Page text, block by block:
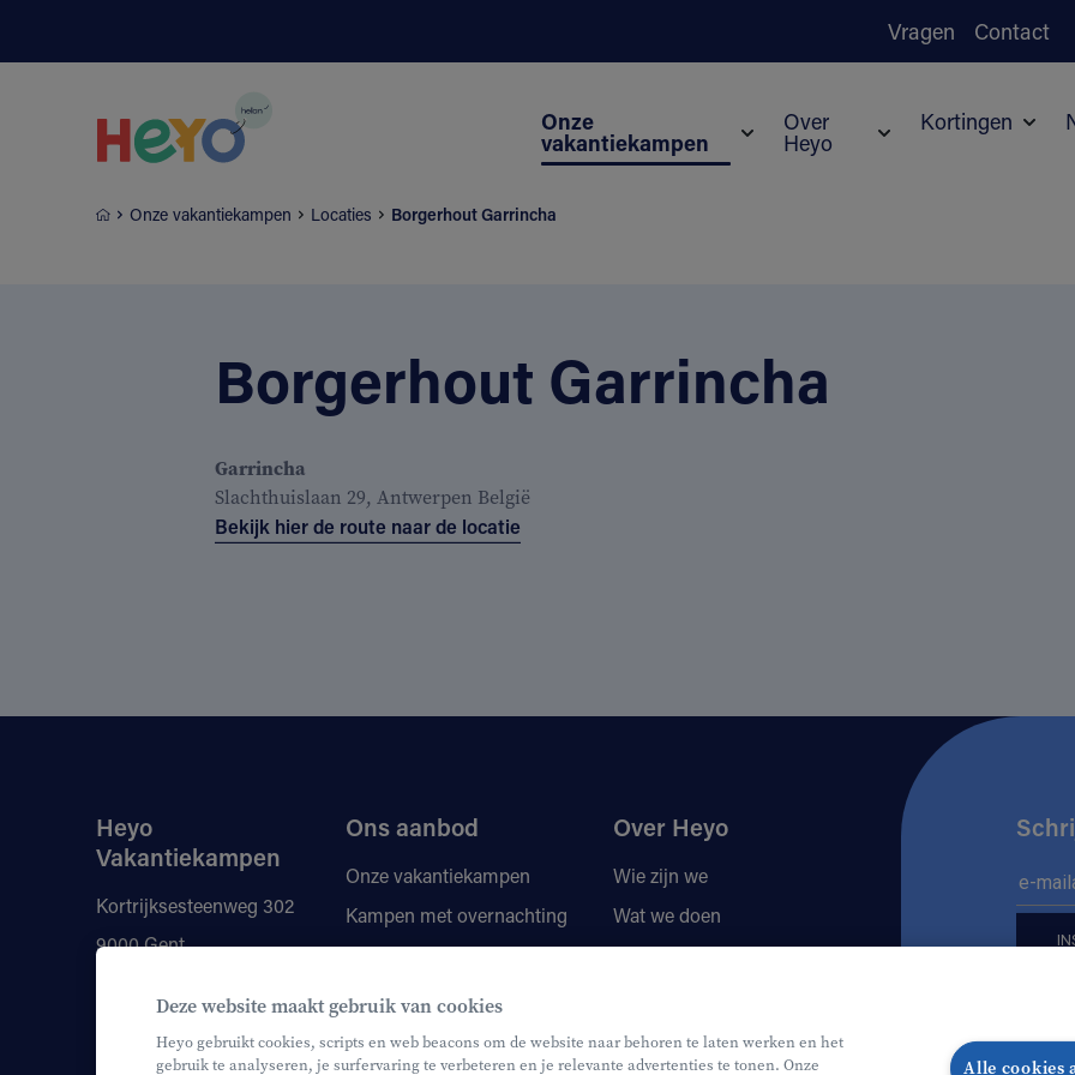
Vragen Contact
Onze
vakantiekampen
Submenu voor Onze vakantiekampen
Over
Heyo
Kortingen
Onze vakantiekampen Locaties Borgerhout Garrincha
Borgerhout Garrincha
Garrincha
Slachthuislaan 29, Antwerpen België
Bekijk hier de route naar de locatie
Heyo
Vakantiekampen
Kortrijksesteenweg 302
9000 Gent
+32 9 210 80 00
info@heyo.be
Ons aanbod
Onze vakantiekampen
Kampen met overnachting
Vragen
Kortingen
Onze monitoren
Over Heyo
Wie zijn we
Wat we doen
Locaties
Deze website maakt gebruik van cookies
Heyo gebruikt cookies, scripts en web beacons om de website naar behoren te laten werken en het
gebruik te analyseren, je surfervaring te verbeteren en je relevante advertenties te tonen. Onze
Alle cookies